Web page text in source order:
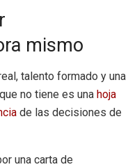
mismo
talento formado y una
no tiene es una hoja
de las decisiones de
una carta de